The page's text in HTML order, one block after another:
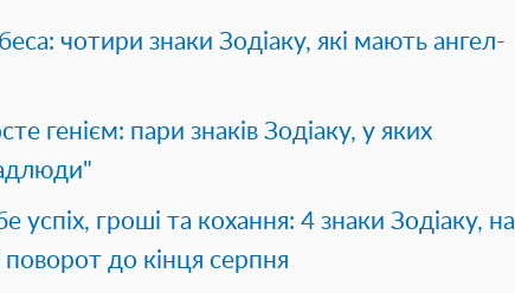
чотири знаки Зодіаку, які мають ангел-
генієм: пари знаків Зодіаку, у яких
успіх, гроші та кохання: 4 знаки Зодіаку, на
до кінця серпня